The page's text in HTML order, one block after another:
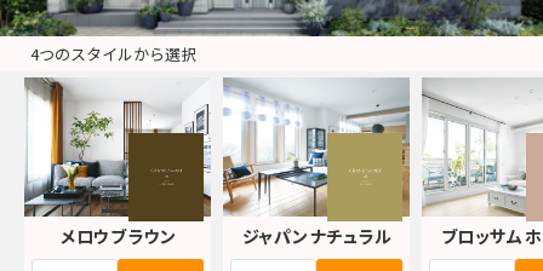
4つのスタイルから選択
メロウ ブラウン ジャパン ナチュラル ブロッサム